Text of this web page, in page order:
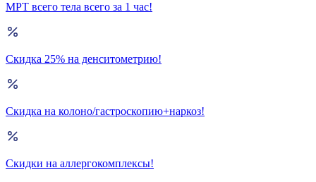
МРТ всего тела всего за 1 час!
Скидка 25% на денситометрию!
Скидка на колоно/гастроскопию+наркоз!
Скидки на аллергокомплексы!